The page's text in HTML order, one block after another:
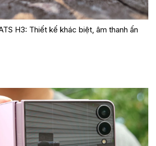
H3: Thiết kế khác biệt, âm thanh ấn